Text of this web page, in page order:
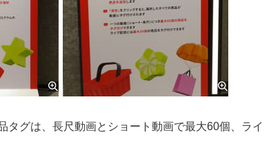
グは、長尺動画とショート動画で最大60個、ライ